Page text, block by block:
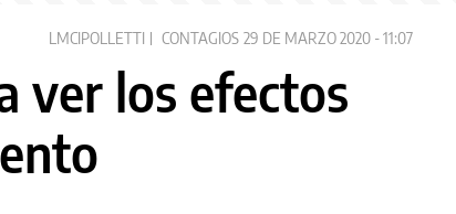
LMCIPOLLETTI CONTAGIOS 29 DE MARZO 2020 - 11:07
ver los efectos